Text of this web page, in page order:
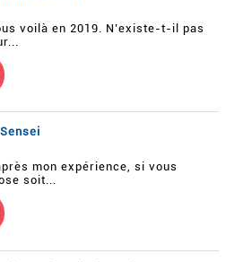
voilà en 2019. N’existe-t-il pas
mon expérience, si vous
soit...